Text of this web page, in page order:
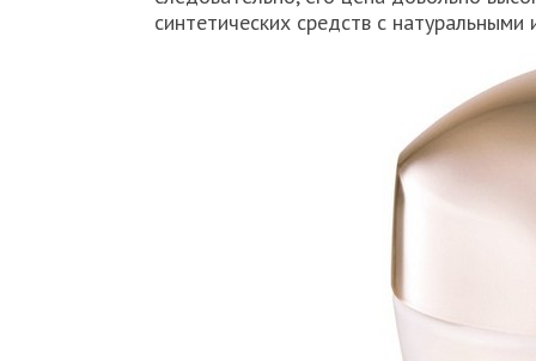
синтетических средств с натуральными